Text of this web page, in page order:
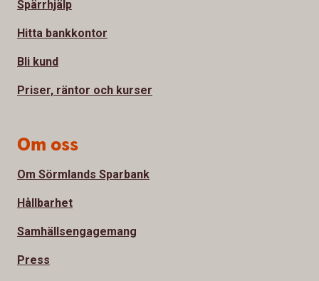
Spärrhjälp
Hitta bankkontor
Bli kund
Priser, räntor och kurser
Om oss
Om Sörmlands Sparbank
Hållbarhet
Samhällsengagemang
Press